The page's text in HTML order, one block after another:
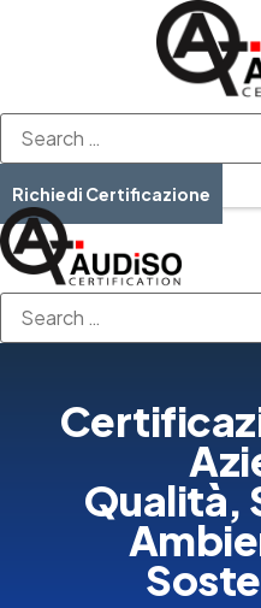
Richiedi Certificazione
Qualità,